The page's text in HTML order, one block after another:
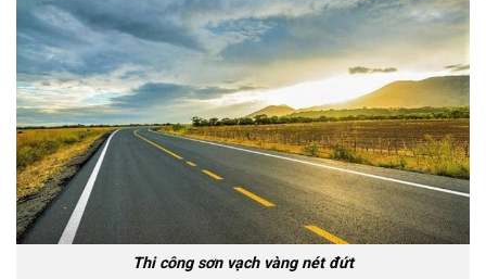
Thi công sơn vạch vàng nét đứt